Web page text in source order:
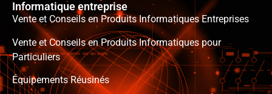
Informatique entreprise
Vente et Conseils en Produits Informatiques Entreprises
Vente et Conseils en Produits Informatiques pour
Particuliers
Équipements Réusinés